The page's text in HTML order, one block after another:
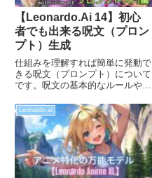
【Leonardo.Ai 14】初心
者でも出来る呪文（プロン
プト）生成
仕組みを理解すれば簡単に発動で
きる呪文（プロンプト）について
です。呪文の基本的なルールや、
あなただけのオリジナルAIイラス
トを作成してみましょう。「ファ
ンタジーの世界の冒険者」を題材
に、プロンプトについて勉強しま
す。
Leonardo.ai